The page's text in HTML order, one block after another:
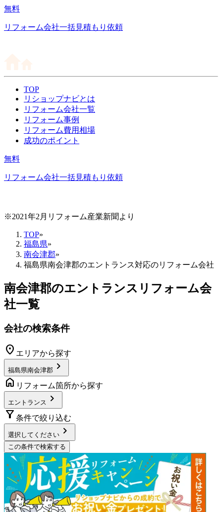
無料
リフォーム会社一括見積もり依頼
TOP
リショップナビとは
リフォーム会社一覧
リフォーム事例
リフォーム費用相場
成功のポイント
無料
リフォーム会社一括見積もり依頼
※2021年2月リフォーム産業新聞より
TOP»
福島県»
南会津郡»
福島県南会津郡のエントランス対応のリフォーム会社
南会津郡のエントランスリフォーム会
社一覧
会社の検索条件
location_on エリアから探す
福島県南会津郡 chevron_right
home リフォーム箇所から探す
エントランス chevron_right
filter_alt 条件で絞り込む
選択してください chevron_right
この条件で検索する